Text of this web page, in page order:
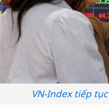
VN-Index tiếp